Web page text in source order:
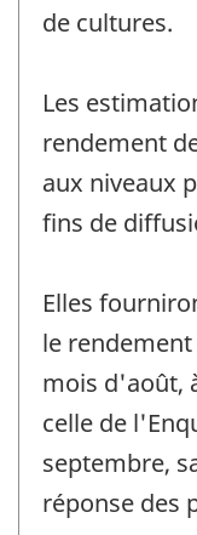
de cultures.
Les
rendement
aux niveaux
fins de
Elles
le
mois d'août,
celle de
septembre,
réponse des